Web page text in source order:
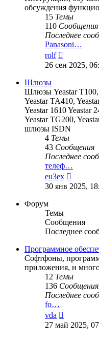
обсуждения
15 Темы
110 Сообщения
Последнее
Panasoni…
rolf
к
26 сен 2025,
Шлюзы
Шлюзы Yeastar T100,
Yeastar TA410,
Yeastar 1610 Yeastar
Yeastar TG200,
шлюзы ISDN
4 Темы
43 Сообщения
Последнее
телеф…
eu3ex
к
30 янв 2025,
Форум
Темы
Сообщения
Последнее
Программное
Софтфоны,
приложения, и
12 Темы
136 Сообщения
Последнее
fo…
vda
к
27 май 2025,